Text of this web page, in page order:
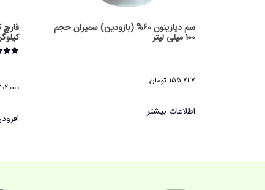
سم دیازینون 60% (بازودین) سمیران حجم
100 میلی لیتر
155.727 تومان
اطلاعات بیشتر